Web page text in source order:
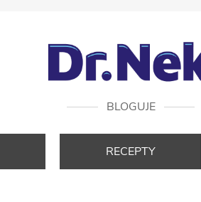
BLOGUJE
RECEPTY